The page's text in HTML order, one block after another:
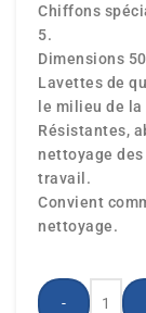
Chiffons
5.
Dimensions
Lavettes de
le milieu de
Résistantes,
nettoyage
travail.
Convient
nettoyage.
-